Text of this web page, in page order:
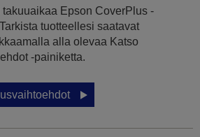
Epson CoverPlus -
tuotteellesi saatavat
alla olevaa Katso
-painiketta.